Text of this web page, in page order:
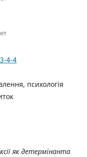
4-4
психологія
як детермінанта